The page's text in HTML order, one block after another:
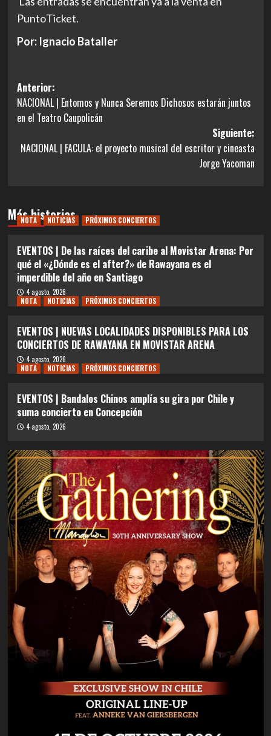
PuntoTicket.
Por: Ignacio Bataller
Navegación
de
entradas
Anterior:
NACIONAL | Entomos y Nunca Seremos Dichosos estarán juntos
en el Teatro Caupolicán
Siguiente:
NACIONAL | FACULA: el proyecto musical del escritor y cineasta
Jorge Yacoman
Más historias
NOTA NOTICIAS PRÓXIMOS CONCIERTOS
EVENTOS | De las raíces del caribe al Movistar Arena: Por
qué el «¿Dónde es el after?» de Rawayana es el
imperdible del año en Santiago
4 agosto, 2026
NOTA
NOTICIAS PRÓXIMOS CONCIERTOS
EVENTOS | NUEVAS LOCALIDADES DISPONIBLES PARA LOS
CONCIERTOS DE RAWAYANA EN MOVISTAR ARENA
4 agosto, 2026
NOTA
NOTICIAS PRÓXIMOS CONCIERTOS
EVENTOS | Bandalos Chinos amplía su gira por Chile y
suma concierto en Concepción
4 agosto, 2026